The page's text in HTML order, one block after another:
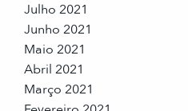
Julho 2021
Junho 2021
Maio 2021
Abril 2021
Março 2021